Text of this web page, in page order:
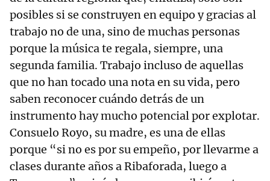
posibles si se construyen en equipo y gracias al
trabajo no de una, sino de muchas personas
porque la música te regala, siempre, una
segunda familia. Trabajo incluso de aquellas
que no han tocado una nota en su vida, pero
saben reconocer cuándo detrás de un
instrumento hay mucho potencial por explotar.
Consuelo Royo, su madre, es una de ellas
porque “si no es por su empeño, por llevarme a
clases durante años a Ribaforada, luego a